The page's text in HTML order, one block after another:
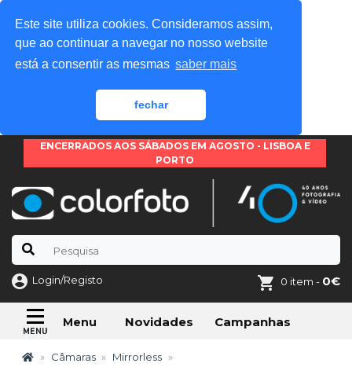
Este site utiliza cookies. Consideramos assim,
que ao continuar a navegar no nosso website
está a consentir as mesmas saber mais
fechar
ENCERRADOS AOS SÁBADOS EM AGOSTO - LISBOA E
PORTO
Login/Registo 0 item - 0€
Menu Novidades Campanhas
Câmaras Mirrorless